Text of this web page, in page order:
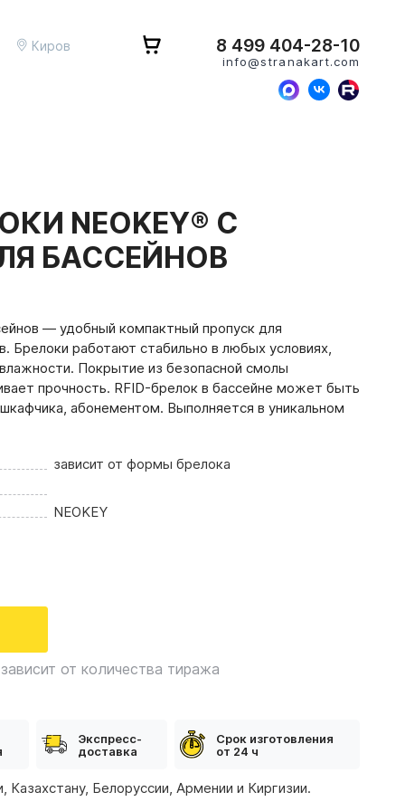
Киров 8 499 404-28-10
info@stranakart.com
NEOKEY® С
БАССЕЙНОВ
— удобный компактный пропуск для
Брелоки работают стабильно в любых условиях,
Покрытие из безопасной смолы
прочность. RFID-брелок в бассейне может быть
абонементом. Выполняется в уникальном
зависит от формы брелока
NEOKEY
от количества тиража
Экспресс-
доставка
Срок изготовления
от 24 ч
Казахстану, Белоруссии, Армении и Киргизии.